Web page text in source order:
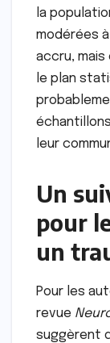
la
modérées
accru,
le plan
leur
Un
pour
un
Pour les
revue
suggèrent